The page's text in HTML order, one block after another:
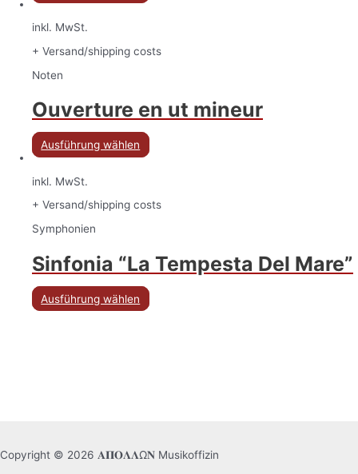
inkl. MwSt.
+ Versand/shipping costs
Noten
Ouverture en ut mineur
Ausführung wählen
inkl. MwSt.
+ Versand/shipping costs
Symphonien
Sinfonia “La Tempesta Del Mare”
Ausführung wählen
Copyright © 2026 𝚨𝚷𝚶𝚲𝚲Ω𝚴 Musikoffizin